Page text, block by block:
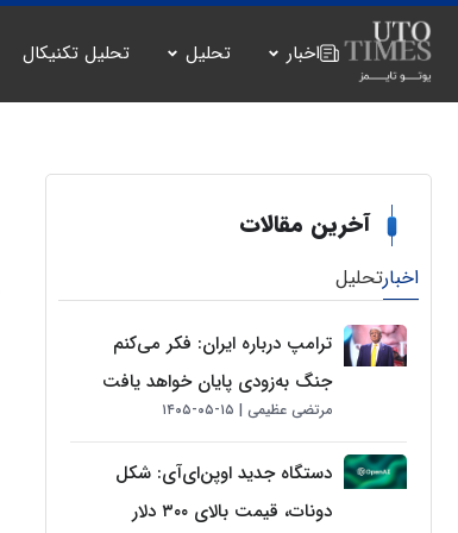
اخبار تحلیل تحلیل تکنیکال
آخرین مقالات
اخبارتحلیل
ترامپ درباره ایران: فکر می‌کنم
جنگ به‌زودی پایان خواهد یافت
مرتضی عظیمی ۱۵-۰۵-۱۴۰۵
دستگاه جدید اوپن‌ای‌آی: شکل
دونات، قیمت بالای ۳۰۰ دلار